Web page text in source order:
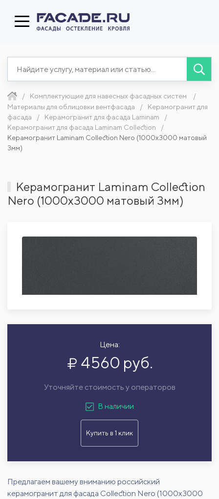
Комплектующие для навесных фасадных систем
Материалы для облицовки вентфасада
Керамогранит для
фасада
Керамогранит для фасада Laminam
Керамогранит для фасада Laminam Collection
Керамогранит Laminam Collection Nero (1000x3000 матовый
3мм)
Керамогранит Laminam Collection
Nero (1000x3000 матовый 3мм)
Цена:
4560 руб.
Уточняйте стоимость у операторов
В наличии
Купить в 1 клик
Предлагаем вашему вниманию российский
керамогранит для фасада Collection Nero (1000x3000